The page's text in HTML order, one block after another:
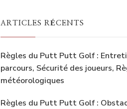
ARTICLES RÉCENTS
Règles du Putt Putt Golf :
parcours, Sécurité des joueurs,
météorologiques
Règles du Putt Putt Golf :